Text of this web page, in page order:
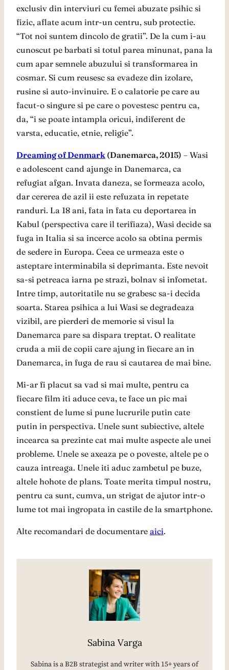
exclusiv din interviuri cu femei abuzate psihic si
fizic, aflate acum intr-un centru, sub protectie.
“Tot noi suntem dincolo de gratii”. De la cum i-au
cunoscut pe barbati si totul parea minunat, pana la
cum apar semnele abuzului si transformarea in
cosmar. Si cum reusesc sa evadeze din izolare,
rusine si auto-invinuire. E o calatorie pe care au
facut-o singure si pe care o povestesc pentru ca,
da, “i se poate intampla oricui, indiferent de
varsta, educatie, etnie, religie”.
Dreaming of Denmark (Danemarca, 2015) – Wasi
e adolescent cand ajunge in Danemarca, ca
refugiat afgan. Invata daneza, se formeaza acolo,
dar cererea de azil ii este refuzata in repetate
randuri. La 18 ani, fata in fata cu deportarea in
Kabul (perspectiva care il terifiaza), Wasi decide sa
fuga in Italia si sa incerce acolo sa obtina permis
de sedere in Europa. Ceea ce urmeaza este o
asteptare interminabila si deprimanta. Este nevoit
sa-si petreaca iarna pe strazi, bolnav si infometat.
Intre timp, autoritatile nu se grabesc sa-i decida
soarta. Starea psihica a lui Wasi se degradeaza
vizibil, are pierderi de memorie si visul la
Danemarca pare sa dispara treptat. O realitate
cruda a mii de copii care ajung in fiecare an in
Danemarca, in fuga de rau si cautarea de mai bine.
Mi-ar fi placut sa vad si mai multe, pentru ca
fiecare film iti aduce ceva, te face un pic mai
constient de lume si pune lucrurile putin cate
putin in perspectiva. Unele sunt subiective, altele
incearca sa prezinte cat mai multe aspecte ale unei
probleme. Unele se axeaza pe o poveste, altele pe o
cauza intreaga. Unele iti aduc zambetul pe buze,
altele hohote de plans. Toate merita timpul nostru,
pentru ca sunt, cumva, un strigat de ajutor intr-o
lume tot mai ingropata in castile de la smartphone.
Alte recomandari de documentare aici.
Sabina Varga
Sabina is a B2B strategist and writer with 15+ years of